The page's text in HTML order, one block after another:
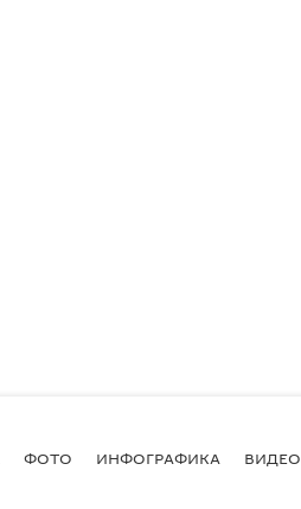
ФОТО ИНФОГРАФИКА ВИДЕО